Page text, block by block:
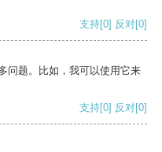
支持[0] 反对[0]
问题。比如，我可以使用它来
支持[0] 反对[0]